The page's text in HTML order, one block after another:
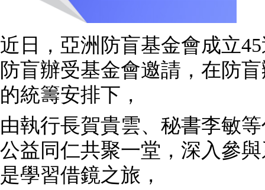
近日，亞洲防盲基金會成立
防盲辦受基金會邀請，在防
的統籌安排下，
由執行長賀貴雲、秘書李敏
公益同仁共聚一堂，深入參
是學習借鏡之旅，